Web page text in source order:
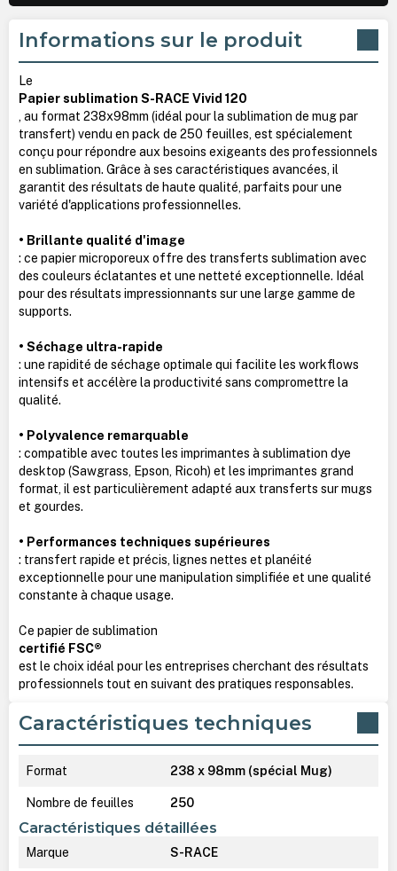
Informations sur le produit
Le
Papier sublimation S-RACE Vivid 120
, au format 238x98mm (idéal pour la sublimation de mug par
transfert) vendu en pack de 250 feuilles, est spécialement
conçu pour répondre aux besoins exigeants des professionnels
en sublimation. Grâce à ses caractéristiques avancées, il
garantit des résultats de haute qualité, parfaits pour une
variété d'applications professionnelles.
• Brillante qualité d'image
: ce papier microporeux offre des transferts sublimation avec
des couleurs éclatantes et une netteté exceptionnelle. Idéal
pour des résultats impressionnants sur une large gamme de
supports.
• Séchage ultra-rapide
: une rapidité de séchage optimale qui facilite les workflows
intensifs et accélère la productivité sans compromettre la
qualité.
• Polyvalence remarquable
: compatible avec toutes les imprimantes à sublimation dye
desktop (Sawgrass, Epson, Ricoh) et les imprimantes grand
format, il est particulièrement adapté aux transferts sur mugs
et gourdes.
• Performances techniques supérieures
: transfert rapide et précis, lignes nettes et planéité
exceptionnelle pour une manipulation simplifiée et une qualité
constante à chaque usage.
Ce papier de sublimation
certifié FSC®
est le choix idéal pour les entreprises cherchant des résultats
professionnels tout en suivant des pratiques responsables.
Caractéristiques techniques
Format 238 x 98mm (spécial Mug)
Nombre de feuilles 250
Caractéristiques détaillées
Marque S-RACE